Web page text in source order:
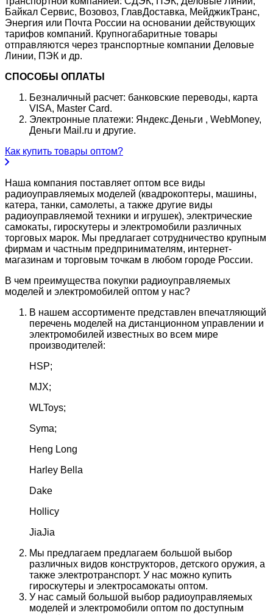
Байкал Сервис, Возовоз, ГлавДоставка, МейджикТранс,
Энергия или Почта России на основании действующих
тарифов компаний. Крупногабаритные товары
отправляются через транспортные компании Деловые
Линии, ПЭК и др.
СПОСОБЫ ОПЛАТЫ
Безналичный расчет: банковские переводы, карта
VISA, Master Card.
Электронные платежи: Яндекс.Деньги , WebMoney,
Деньги Mail.ru и другие.
Как купить товары оптом?
Наша компания поставляет оптом все виды
радиоуправляемых моделей (квадрокоптеры, машины,
катера, танки, самолеты, а также другие виды
радиоуправляемой техники и игрушек), электрические
самокаты, гироскутеры и электромобили различных
торговых марок. Мы предлагает сотрудничество крупным
фирмам и частным предпринимателям, интернет-
магазинам и торговым точкам в любом городе России.
В чем преимущества покупки радиоуправляемых
моделей и электромобилей оптом у нас?
В нашем ассортименте представлен впечатляющий
перечень моделей на дистанционном управлении и
электромобилей известных во всем мире
производителей:
HSP;
MJX;
WLToys;
Syma;
Heng Long
Harley Bella
Dake
Hollicy
JiaJia
Мы предлагаем предлагаем большой выбор
различных видов конструкторов, детского оружия, а
также электротранспорт. У нас можно купить
гироскутеры и электросамокаты оптом.
У нас самый большой выбор радиоуправляемых
моделей и электромобили оптом по доступным